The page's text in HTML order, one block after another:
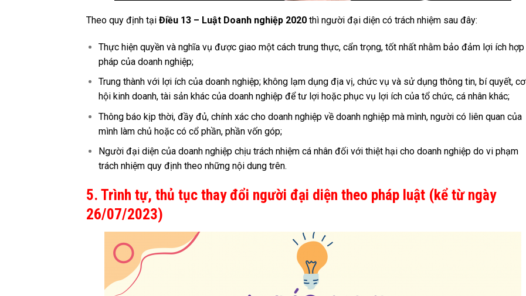
Theo quy định tại Điều 13 – Luật Doanh nghiệp 2020 thì người đại diện có trách nhiệm sau đây:
Thực hiện quyền và nghĩa vụ được giao một cách trung thực, cẩn trọng, tốt nhất nhằm bảo đảm lợi ích hợp
pháp của doanh nghiệp;
Trung thành với lợi ích của doanh nghiệp; không lạm dụng địa vị, chức vụ và sử dụng thông tin, bí quyết, cơ
hội kinh doanh, tài sản khác của doanh nghiệp để tư lợi hoặc phục vụ lợi ích của tổ chức, cá nhân khác;
Thông báo kịp thời, đầy đủ, chính xác cho doanh nghiệp về doanh nghiệp mà mình, người có liên quan của
mình làm chủ hoặc có cổ phần, phần vốn góp;
Người đại diện của doanh nghiệp chịu trách nhiệm cá nhân đối với thiệt hại cho doanh nghiệp do vi phạm
trách nhiệm quy định theo những nội dung trên.
5. Trình tự, thủ tục thay đổi người đại diện theo pháp luật (kể từ ngày
26/07/2023)